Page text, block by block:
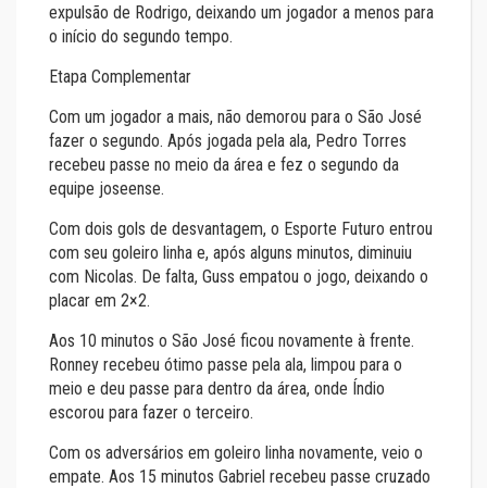
expulsão de Rodrigo, deixando um jogador a menos para
o início do segundo tempo.
Etapa Complementar
Com um jogador a mais, não demorou para o São José
fazer o segundo. Após jogada pela ala, Pedro Torres
recebeu passe no meio da área e fez o segundo da
equipe joseense.
Com dois gols de desvantagem, o Esporte Futuro entrou
com seu goleiro linha e, após alguns minutos, diminuiu
com Nicolas. De falta, Guss empatou o jogo, deixando o
placar em 2×2.
Aos 10 minutos o São José ficou novamente à frente.
Ronney recebeu ótimo passe pela ala, limpou para o
meio e deu passe para dentro da área, onde Índio
escorou para fazer o terceiro.
Com os adversários em goleiro linha novamente, veio o
empate. Aos 15 minutos Gabriel recebeu passe cruzado